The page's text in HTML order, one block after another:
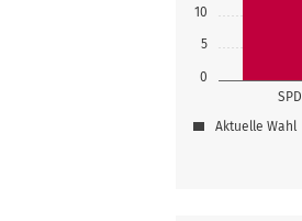
0
5
10
SPD
Aktuelle Wahl